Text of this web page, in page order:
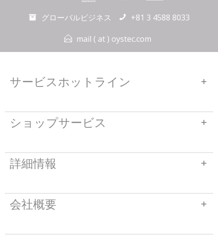
グローバルビジネス
+81 3 4588 8033
mail ( at ) oystec.com
サービスホットライン
ショップサービス
詳細情報
会社概要